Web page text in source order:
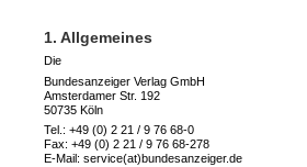
1. Allgemeines
Die
Bundesanzeiger Verlag GmbH
Amsterdamer Str. 192
50735 Köln
Tel.: +49 (0) 2 21 / 9 76 68-0
Fax: +49 (0) 2 21 / 9 76 68-278
E-Mail: service(at)bundesanzeiger.de